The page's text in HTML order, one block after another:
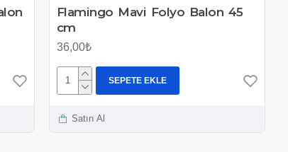
Flamingo Mavi Folyo Balon 45
cm
36,00₺
SEPETE EKLE
Satın Al